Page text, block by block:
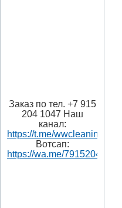
Заказ по тел. +7 915
204 1047 Наш
канал:
https://t.me/wwcleaning
Вотсап:
https://wa.me/79152041047